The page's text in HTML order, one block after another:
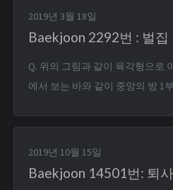
한 곳으로 복사한 뒤 명령어로 바
2019년 3월 18일
Baekjoon 2292번 : 벌집
Q. 위의 그림과 같이 육각형으로
에서 보는 바와 같이 중앙의 방 1
자 N이 주어졌을 때, 벌집의 중앙
의 방을 지나서 갈 때 몇 개의 방
포함하여)를 계산하는 프로그램을
2019년 10월 15일
Baekjoon 14501번: 퇴사